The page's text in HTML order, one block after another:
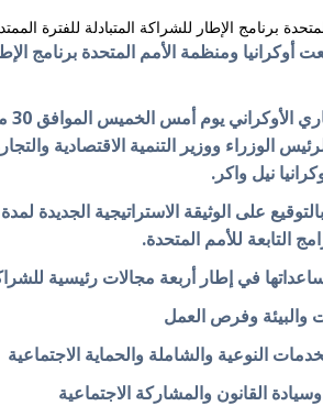
الإطار للشراكة المتبادلة للفترة الممتدة من عام 2018
أوكرانيا ومنظمة الأمم المتحدة برنامج
الوزراء ووزير التنمية الاقتصادية
نيل واكر.
التابعة للأمم المتحدة.
في إطار أربعة مجالات رئيسية
والبيئة وفرص العمل
النوعية والشاملة والحماية الاجتماعية
القانون والمشاركة الاجتماعية